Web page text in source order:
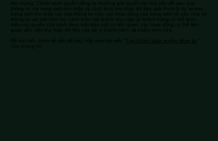
Nói chung, Chính sách quyền riêng tư thường giải quyết các loại vấn đề sau: loại
thông tin mà trang web thu thập và cách thức thu thập dữ liệu; giải thích lý do tại sao
trang web thu thập các loại thông tin này; các hoạt động của trang web về việc chia sẻ
thông tin với bên thứ ba; cách thức mà khách truy cập và khách hàng có thể thực
hiện các quyền của mình theo luật bảo mật có liên quan; các hoạt động cụ thể liên
quan đến việc thu thập dữ liệu của trẻ vị thành niên; và nhiều hơn nữa.
Để tìm hiểu thêm về vấn đề này, hãy xem bài viết “
Tạo Chính sách quyền riêng tư
”